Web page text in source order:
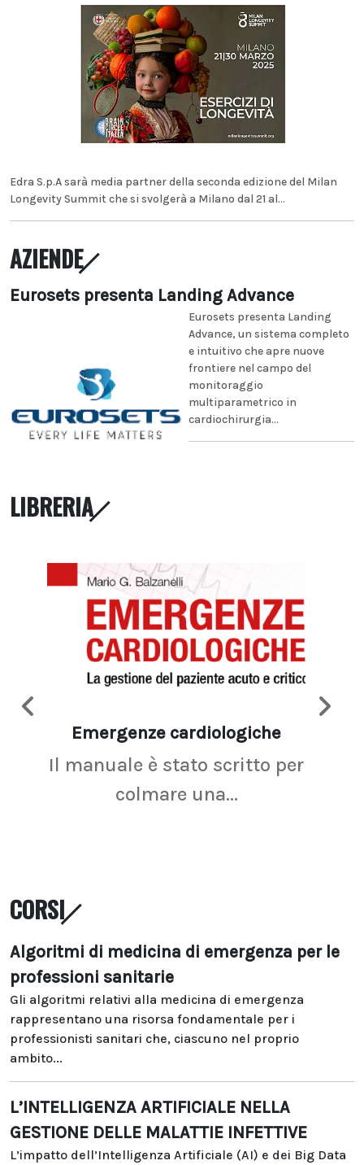
Edra S.p.A sarà media partner della seconda edizione del Milan
Longevity Summit che si svolgerà a Milano dal 21 al...
AZIENDE
Eurosets presenta Landing Advance
Eurosets presenta Landing
Advance, un sistema completo
e intuitivo che apre nuove
frontiere nel campo del
monitoraggio
multiparametrico in
cardiochirurgia...
LIBRERIA
Emergenze cardiologiche
Il manuale è stato scritto per
colmare una...
CORSI
Algoritmi di medicina di emergenza per le
professioni sanitarie
Gli algoritmi relativi alla medicina di emergenza
rappresentano una risorsa fondamentale per i
professionisti sanitari che, ciascuno nel proprio
ambito...
L’INTELLIGENZA ARTIFICIALE NELLA
GESTIONE DELLE MALATTIE INFETTIVE
L’impatto dell’Intelligenza Artificiale (AI) e dei Big Data